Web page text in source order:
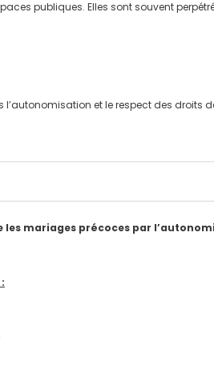
publiques. Elles sont souvent
l’autonomisation et le respect des droits
les mariages précoces par